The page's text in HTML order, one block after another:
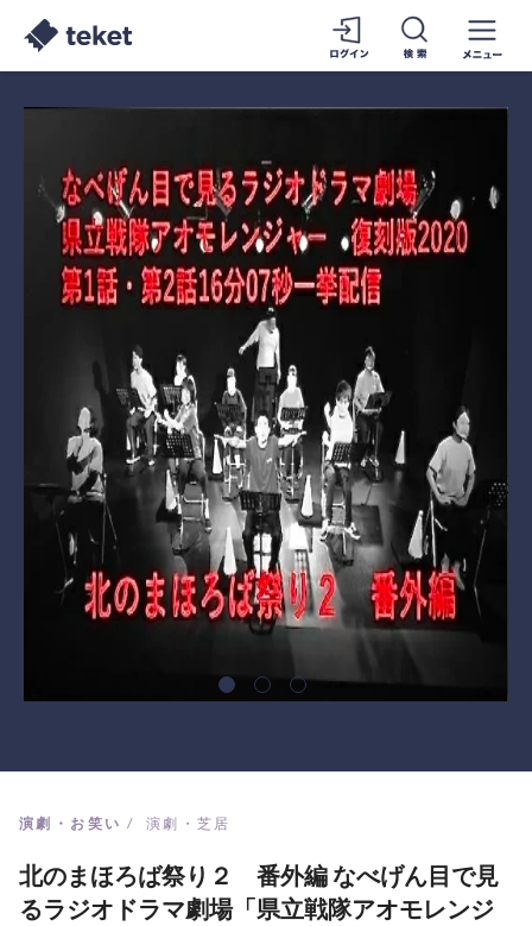
演劇・お笑い 演劇・芝居
北のまほろば祭り２ 番外編 なべげん目で見
るラジオドラマ劇場「県立戦隊アオモレンジ